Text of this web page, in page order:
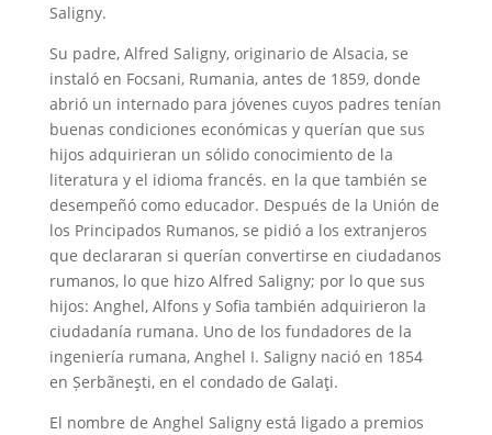
Saligny.
Su padre, Alfred Saligny, originario de Alsacia, se
instaló en Focsani, Rumania, antes de 1859, donde
abrió un internado para jóvenes cuyos padres tenían
buenas condiciones económicas y querían que sus
hijos adquirieran un sólido conocimiento de la
literatura y el idioma francés. en la que también se
desempeñó como educador. Después de la Unión de
los Principados Rumanos, se pidió a los extranjeros
que declararan si querían convertirse en ciudadanos
rumanos, lo que hizo Alfred Saligny; por lo que sus
hijos: Anghel, Alfons y Sofia también adquirieron la
ciudadanía rumana. Uno de los fundadores de la
ingeniería rumana, Anghel I. Saligny nació en 1854
en Șerbãneşti, en el condado de Galaţi.
El nombre de Anghel Saligny está ligado a premios